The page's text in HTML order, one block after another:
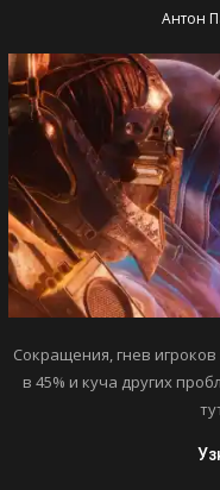
Антон
Сокращения, гнев
в 45% и куча других